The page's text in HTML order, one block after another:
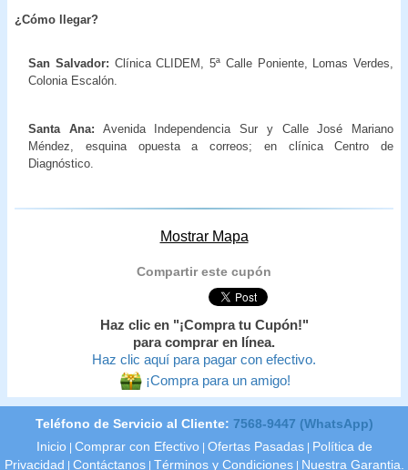
¿Cómo llegar?
San Salvador: Clínica CLIDEM, 5ª Calle Poniente, Lomas Verdes,
Colonia Escalón.
Santa Ana: Avenida Independencia Sur y Calle José Mariano
Méndez, esquina opuesta a correos; en clínica Centro de
Diagnóstico.
Mostrar Mapa
Compartir este cupón
Haz clic en "¡Compra tu Cupón!"
para comprar en línea.
Haz clic aquí para pagar con efectivo.
¡Compra para un amigo!
Teléfono de Servicio al Cliente: 7568-9447 (WhatsApp)
Inicio Comprar con Efectivo Ofertas Pasadas
Política de
Privacidad
Contáctanos Términos y Condiciones Nuestra Garantia.